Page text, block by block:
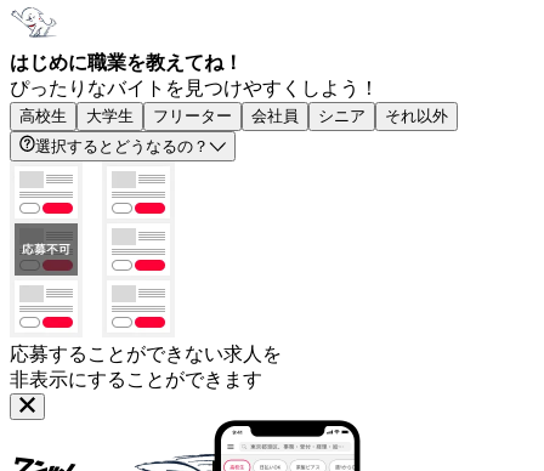
はじめに職業を教えてね！
ぴったりなバイトを見つけやすくしよう！
高校生 大学生 フリーター 会社員 シニア
それ以外
選択するとどうなるの？
応募することができない求人を
非表示にすることができます